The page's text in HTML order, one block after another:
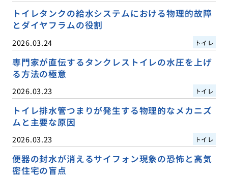
トイレタンクの給水システムにおける物理的故障
とダイヤフラムの役割
2026.03.24 トイレ
専門家が直伝するタンクレストイレの水圧を上げ
る方法の極意
2026.03.23 トイレ
トイレ排水管つまりが発生する物理的なメカニズ
ムと主要な原因
2026.03.23 トイレ
便器の封水が消えるサイフォン現象の恐怖と高気
密住宅の盲点